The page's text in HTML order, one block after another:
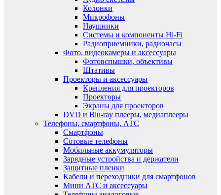
Колонки
Микрофоны
Наушники
Системы и компоненты Hi-Fi
Радиоприемники, радиочасы
Фото, видеокамеры и аксессуары
Фотовспышки, объективы
Штативы
Проекторы и аксессуары
Крепления для проекторов
Проекторы
Экраны для проекторов
DVD и Blu-ray плееры, медиаплееры
Телефоны, смартфоны, АТС
Смартфоны
Сотовые телефоны
Мобильные аккумуляторы
Зарядные устройства и держатели
Защитные пленки
Кабели и переходники для смартфонов
Мини АТС и аксессуары